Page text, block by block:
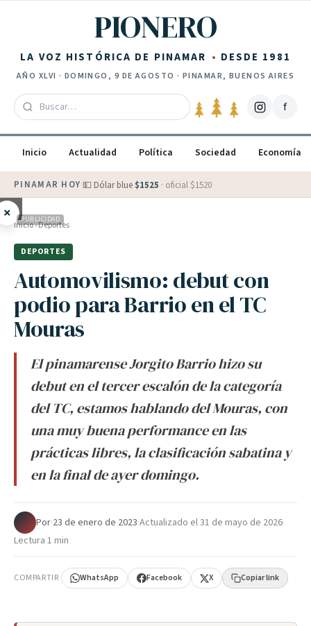
PIONERO
LA VOZ HISTÓRICA DE PINAMAR DESDE 1981
AÑO XLVI · DOMINGO, 9 DE AGOSTO · PINAMAR, BUENOS AIRES
f
Inicio Actualidad Política Sociedad Economía
PINAMAR HOY·💵 Dólar blue $1525 · oficial $1520
× PUBLICIDAD
Inicio›Deportes
DEPORTES
Automovilismo: debut con
podio para Barrio en el TC
Mouras
El pinamarense Jorgito Barrio hizo su
debut en el tercer escalón de la categoría
del TC, estamos hablando del Mouras, con
una muy buena performance en las
prácticas libres, la clasificación sabatina y
en la final de ayer domingo.
Por·23 de enero de 2023·Actualizado el31 de mayo de 2026·
Lectura 1 min
COMPARTIR WhatsApp Facebook X Copiar link